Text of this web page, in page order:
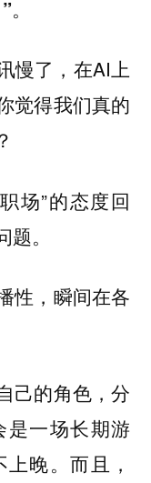
慢了，在AI上
觉得我们真的
场”的态度回
题。
性，瞬间在各
己的角色，分
是一场长期游
晚。而且，